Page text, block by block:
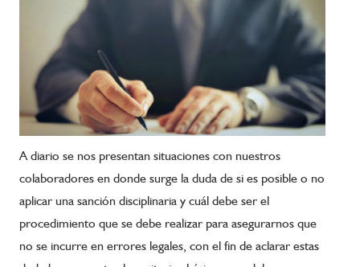
A diario se nos presentan situaciones con nuestros
colaboradores en donde surge la duda de si es posible o no
aplicar una sanción disciplinaria y cuál debe ser el
procedimiento que se debe realizar para asegurarnos que
no se incurre en errores legales, con el fin de aclarar estas